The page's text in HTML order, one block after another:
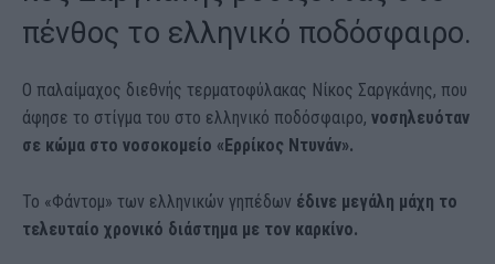
πένθος το ελληνικό ποδόσφαιρο.
Ο παλαίμαχος διεθνής τερματοφύλακας Νίκος Σαργκάνης, που
άφησε το στίγμα του στο ελληνικό ποδόσφαιρο, νοσηλευόταν
σε κώμα στο νοσοκομείο «Ερρίκος Ντυνάν».
Το «Φάντομ» των ελληνικών γηπέδων έδινε μεγάλη μάχη το
τελευταίο χρονικό διάστημα με τον καρκίνο.